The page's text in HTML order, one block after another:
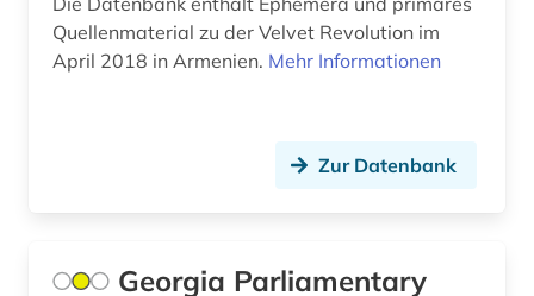
Quellenmaterial zu der Velvet Revolution im
April 2018 in Armenien. Mehr Informationen
Zur Datenbank
Georgia Parliamentary